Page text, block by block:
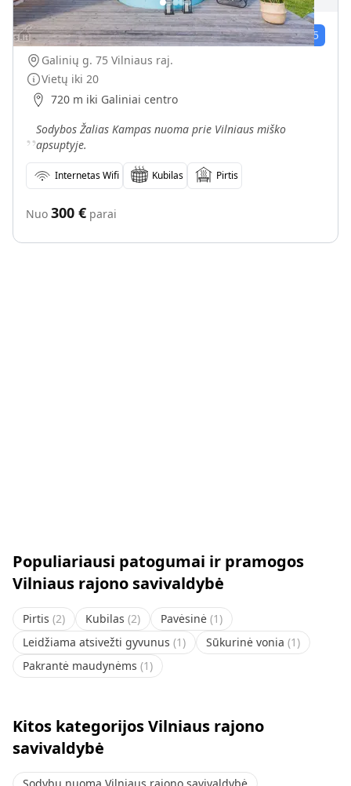
Sodybos nuoma Žalias Kampas prie Vilniaus vienkiemyje 26įvert. 4.6/5
Galinių g. 75 Vilniaus raj.
Vietų iki 20
720 m iki Galiniai centro
„Sodybos Žalias Kampas nuoma prie Vilniaus miško
apsuptyje.
Internetas Wifi Kubilas Pirtis
Nuo 300 € parai
Populiariausi patogumai ir pramogos
Vilniaus rajono savivaldybė
Pirtis (2) Kubilas (2) Pavėsinė (1)
Leidžiama atsivežti gyvunus (1) Sūkurinė vonia (1)
Pakrantė maudynėms (1)
Kitos kategorijos Vilniaus rajono
savivaldybė